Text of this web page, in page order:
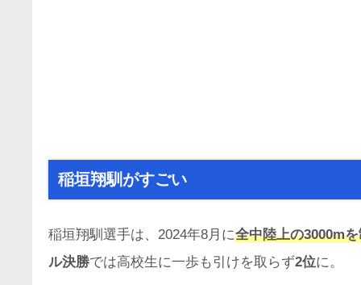
稲垣翔馴がすごい
稲垣翔馴選手は、2024年8月に全中陸上の3000m
ル決勝では高校生に一歩も引けを取らず2位に。